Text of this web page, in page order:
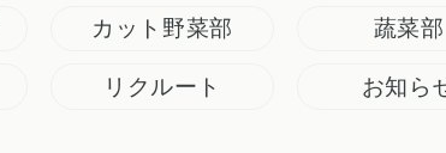
カット野菜部 蔬菜部
リクルート お知ら